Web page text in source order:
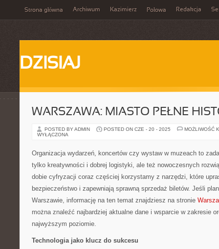
Strona główna Archiwum Kazimierz Połowa Redakcja
DZISIAJ
WARSZAWA: MIASTO PEŁNE
POSTED BY ADMIN POSTED ON CZE - 20 - 2025
MOŻLIWOŚĆ
WYŁĄCZONA
Organizacja wydarzeń, koncertów czy wystaw w muzeach to
tylko kreatywności i dobrej logistyki, ale też nowoczesnych
dobie cyfryzacji coraz częściej korzystamy z narzędzi, które
bezpieczeństwo i zapewniają sprawną sprzedaż biletów. Jeśli
Warszawie, informację na ten temat znajdziesz na stronie
można znaleźć najbardziej aktualne dane i wsparcie w zakresie
najwyższym poziomie.
Technologia jako klucz do sukcesu